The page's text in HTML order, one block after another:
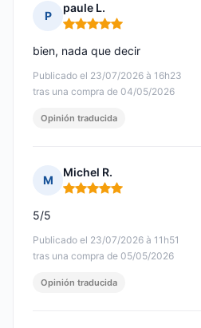
P
paule L.
Nota: 5 de 5
Publicado el 23/07/2026 à 16h23
tras una compra de 04/05/2026
bien, nada que decir
Opinión traducida
M
Michel R.
Nota: 5 de 5
Publicado el 23/07/2026 à 11h51
tras una compra de 05/05/2026
5/5
Opinión traducida